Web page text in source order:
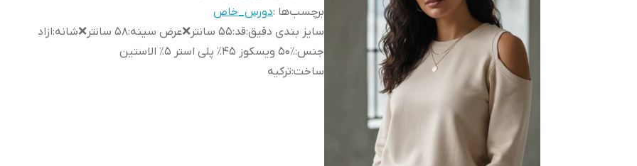
برچسب‌ها :دورس_خاص
سایز بندی دقیق:قد:۵۵ سانتر❌عرض سینه:۵۸ سانتر❌شانه:ازاد
جنس:۵۰٪ ویسکوز ۴۵٪ پلی استر ۵٪ الاستین
ساخت:ترکیه